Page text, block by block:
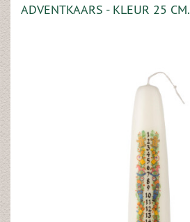
ADVENTKAARS - KLEUR 25 CM.